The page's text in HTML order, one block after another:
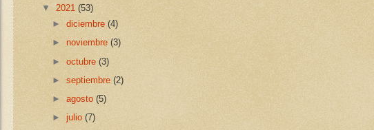
▼ 2021 (53)
►diciembre(4)
►noviembre(3)
►octubre(3)
►septiembre(2)
►agosto(5)
►julio(7)